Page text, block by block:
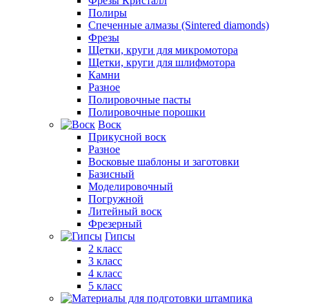
Полиры
Спеченные алмазы (Sintered diamonds)
Фрезы
Щетки, круги для микромотора
Щетки, круги для шлифмотора
Камни
Разное
Полировочные пасты
Полировочные порошки
Воск
Прикусной воск
Разное
Восковые шаблоны и заготовки
Базисный
Моделировочный
Погружной
Литейный воск
Фрезерный
Гипсы
2 класс
3 класс
4 класс
5 класс